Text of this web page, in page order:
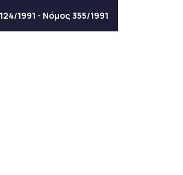
1991 - Νόμος 355/1991